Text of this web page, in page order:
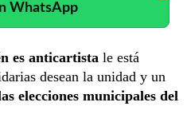
WhatsApp
es anticartista le está
desean la unidad y un
elecciones municipales del